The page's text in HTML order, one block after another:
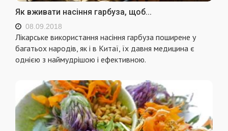
Як вживати насіння гарбуза, щоб...
08.09.2018
Лікарське використання насіння гарбуза поширене у
багатьох народів, як і в Китаї, їх давня медицина є
однією з наймудрішою і ефективною.